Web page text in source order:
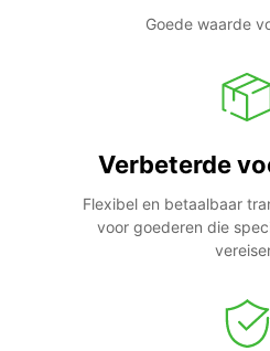
Goede waarde
Verbeterde
Flexibel en betaalbaar
voor goederen die